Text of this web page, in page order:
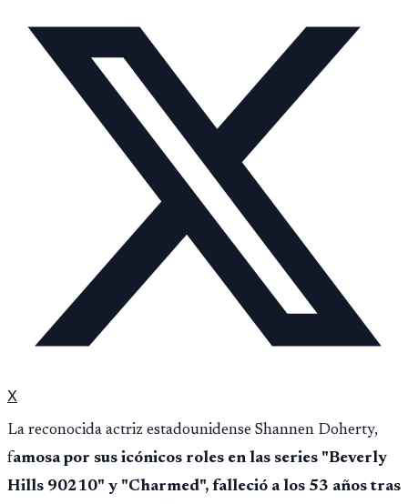
X
La reconocida actriz estadounidense Shannen Doherty,
famosa por sus icónicos roles en las series "Beverly
Hills 90210" y "Charmed", falleció a los 53 años tras